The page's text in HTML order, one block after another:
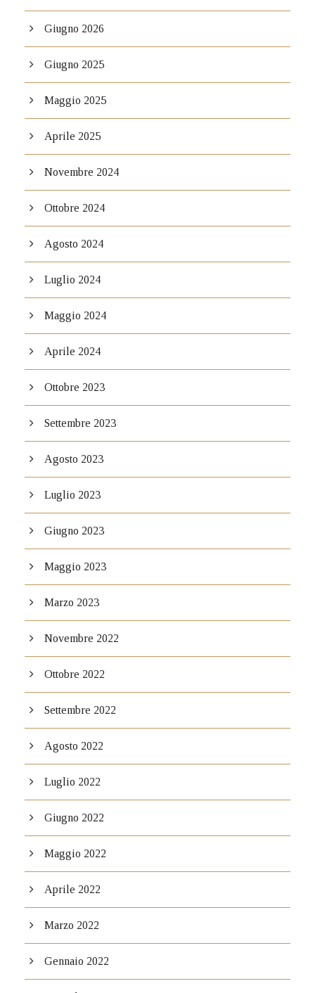
Giugno 2026
Giugno 2025
Maggio 2025
Aprile 2025
Novembre 2024
Ottobre 2024
Agosto 2024
Luglio 2024
Maggio 2024
Aprile 2024
Ottobre 2023
Settembre 2023
Agosto 2023
Luglio 2023
Giugno 2023
Maggio 2023
Marzo 2023
Novembre 2022
Ottobre 2022
Settembre 2022
Agosto 2022
Luglio 2022
Giugno 2022
Maggio 2022
Aprile 2022
Marzo 2022
Gennaio 2022